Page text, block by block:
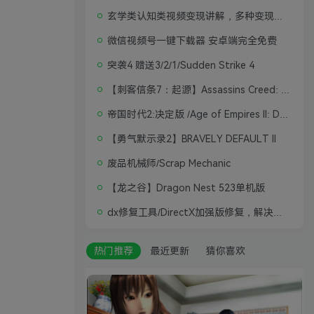
微信视频号一键下载器 安卓端完全免费
突袭4 赠送3/2/1/Sudden Strike 4
【勇气默示录2】BRAVELY DEFAULT II
废品机械师/Scrap Mechanic
【龙之谷】Dragon Nest 523单机版
热门推荐 最近更新 猜你喜欢